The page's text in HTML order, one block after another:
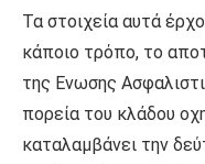
Τα στοιχεία αυτά
κάποιο τρόπο, το
της Ενωσης
πορεία του κλάδου
καταλαμβάνει την